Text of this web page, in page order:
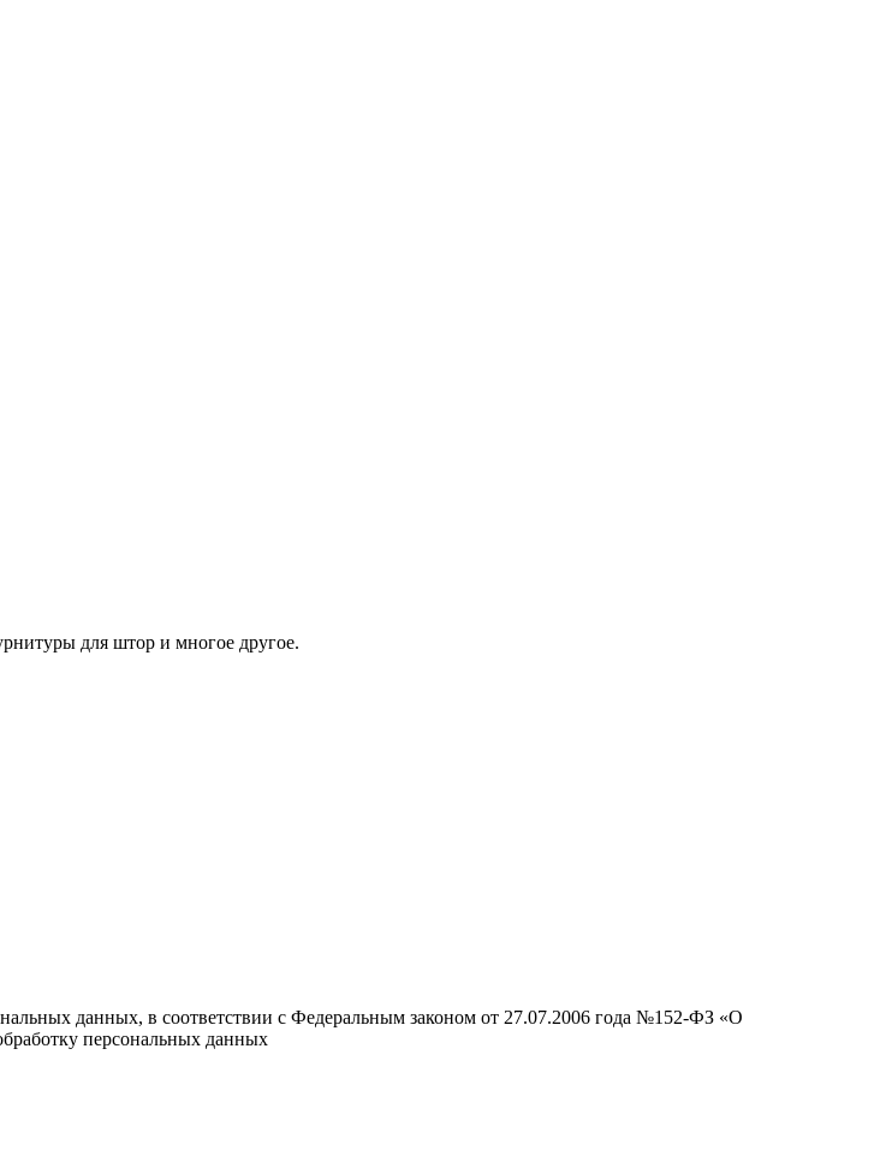
для штор и многое другое.
данных, в соответствии с Федеральным законом от 27.07.2006 года №152-ФЗ «О
персональных данных